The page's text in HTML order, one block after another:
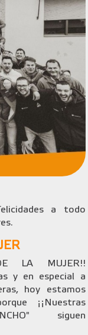
a todo
LA MUJER!!
y en especial a
hoy estamos
¡¡Nuestras
siguen